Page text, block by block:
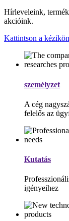
Hírleveleink,
akcióink.
Kattintson a
személyzet
A cég
felelős az
Kutatás
igényeihez